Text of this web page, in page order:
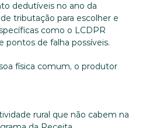
dedutíveis no ano da
tributação para escolher e
como o LCDPR
de falha possíveis.
física comum, o produtor
rural que não cabem na